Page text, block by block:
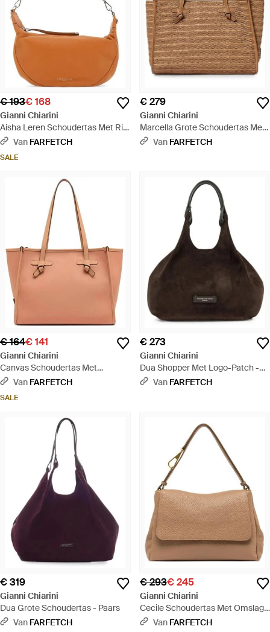
€ 193€ 168
Gianni Chiarini
Aisha Leren Schoudertas Met Rits
- WitVan FARFETCH
SALE
€ 279
Gianni Chiarini
Marcella Grote Schoudertas Met
Logopatch - Bruin
Van FARFETCH
€ 164€ 141
Gianni Chiarini
Canvas Schoudertas Met
Geknoopt Detail - Naturel
Van FARFETCH
SALE
€ 273
Gianni Chiarini
Dua Shopper Met Logo-Patch -
Zwart
Van FARFETCH
€ 319
Gianni Chiarini
Dua Grote Schoudertas - Paars
Van FARFETCH
€ 293€ 245
Gianni Chiarini
Cecile Schoudertas Met Omslag -
Naturel
Van FARFETCH